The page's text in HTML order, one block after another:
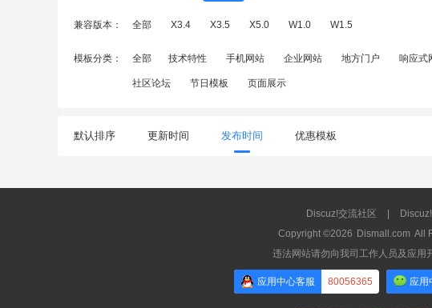
兼容版本： 全部 X3.4 X3.5 X5.0 W1.0 W1.5
模板分类： 全部 技术特性 手机网站 企业网站 地方门户 响应式
社区论坛 节日模板 页面展示
默认排序 更新时间 发布时间 优惠模板
Discuz!交流社区
Copyright ©2026 Dismall.com All
违法网站请勿向我司工作人员及应用
应用中心客服 80056365 应用